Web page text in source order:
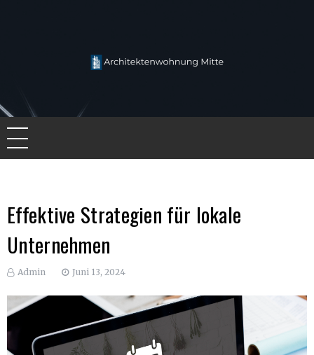
Effektive Strategien für lokale
Unternehmen
Admin Juni 13, 2024